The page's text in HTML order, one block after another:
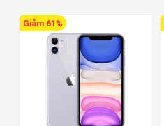
Giảm 61%